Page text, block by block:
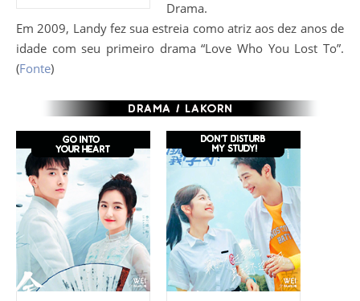
Drama.
Em 2009, Landy fez sua estreia como atriz aos dez anos de
idade com seu primeiro drama “Love Who You Lost To”.
(Fonte)